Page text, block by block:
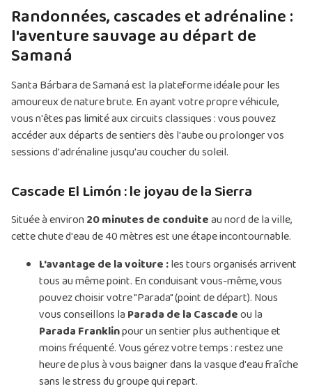
Randonnées, cascades et adrénaline :
l'aventure sauvage au départ de
Samaná
Santa Bárbara de Samaná est la plateforme idéale pour les
amoureux de nature brute. En ayant votre propre véhicule,
vous n'êtes pas limité aux circuits classiques : vous pouvez
accéder aux départs de sentiers dès l'aube ou prolonger vos
sessions d'adrénaline jusqu'au coucher du soleil.
Cascade El Limón : le joyau de la Sierra
Située à environ 20 minutes de conduiteau nord de la ville,
cette chute d'eau de 40 mètres est une étape incontournable.
L'avantage de la voiture :les tours organisés arrivent
tous au même point. En conduisant vous-même, vous
pouvez choisir votre "Parada" (point de départ). Nous
vous conseillons la Parada de la Cascadeou la
Parada Franklinpour un sentier plus authentique et
moins fréquenté. Vous gérez votre temps : restez une
heure de plus à vous baigner dans la vasque d'eau fraîche
sans le stress du groupe qui repart.